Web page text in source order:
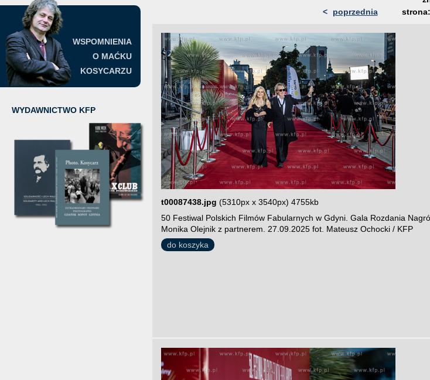
WSPOMNIENIA
O MAĆKU
KOSYCARZU
WYDAWNICTWO KFP
<
poprzednia strona:
t00087438.jpg (5310px x 3540px) 4755kb
50 Festiwal Polskich Filmów Fabularnych w Gdyni. Gala Rozdania
Monika Olejnik z partnerem. 27.09.2025 fot. Mateusz Ochocki / KFP
do koszyka